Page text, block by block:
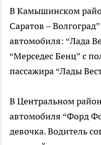
В Камышинском
Саратов –
автомобиля: “Лада
“Мерседес Бенц” с
пассажира “Лады
В Центральном
автомобиля “Форд
девочка. Водитель